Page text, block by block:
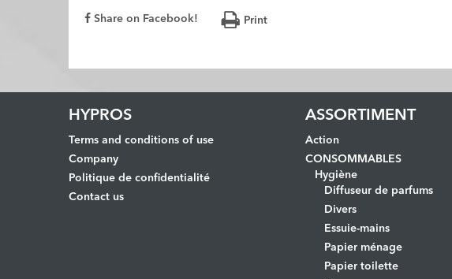
Share on Facebook! Print
HYPROS
Terms and conditions of use
Company
Politique de confidentialité
Contact us
ASSORTIMENT
Action
CONSOMMABLES
Hygiène
Diffuseur de parfums
Divers
Essuie-mains
Papier ménage
Papier toilette